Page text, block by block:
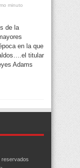
minuto
de la
en la que
titular
Adams
reservados